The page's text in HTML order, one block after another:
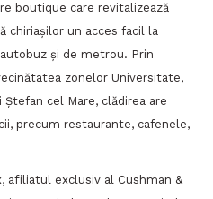
boutique care revitalizează
chiriaşilor un acces facil la
şi de metrou. Prin
zonelor Universitate,
Ştefan cel Mare, clădirea are
precum restaurante, cafenele,
afiliatul exclusiv al Cushman &